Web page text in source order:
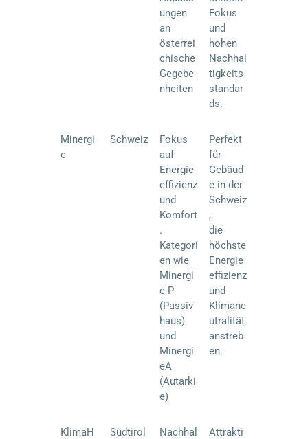
ungen
an
österrei
chische
Gegebe
nheiten
Fokus
und
hohen
Nachhal
tigkeits
standar
ds.
Minergi
e
Schweiz
Fokus
auf
Energie
effizienz
und
Komfort
.
Kategori
en wie
Minergi
e-P
(Passiv
haus)
und
Minergi
eA
(Autarki
e)
Perfekt
für
Gebäud
e in der
Schweiz
,
die
höchste
Energie
effizienz
und
Klimane
utralität
anstreb
en.
KlimaH
Südtirol
Nachhal
Attrakti